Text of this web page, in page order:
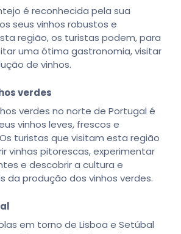
é reconhecida pela sua
seus vinhos robustos e
região, os turistas podem, para
uma ótima gastronomia, visitar
de vinhos.
verdes
verdes no norte de Portugal é
vinhos leves, frescos e
turistas que visitam esta região
vinhas pitorescas, experimentar
e descobrir a cultura e
da produção dos vinhos verdes.
em torno de Lisboa e Setúbal